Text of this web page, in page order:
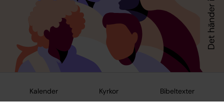
Kalender Kyrkor Bibeltexter